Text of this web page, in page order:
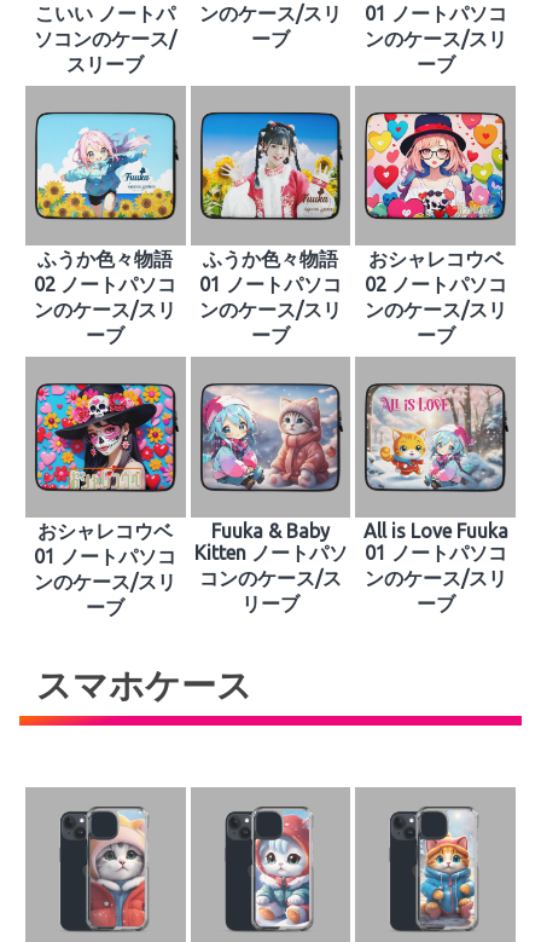
こいい ノートパ
ソコンのケース/
スリーブ
ンのケース/スリ
ーブ
01 ノートパソコ
ンのケース/スリ
ーブ
ふうか色々物語
02 ノートパソコ
ンのケース/スリ
ーブ
ふうか色々物語
01 ノートパソコ
ンのケース/スリ
ーブ
おシャレコウベ
02 ノートパソコ
ンのケース/スリ
ーブ
おシャレコウベ
01 ノートパソコ
ンのケース/スリ
ーブ
Fuuka & Baby
Kitten ノートパソ
コンのケース/ス
リーブ
All is Love Fuuka
01 ノートパソコ
ンのケース/スリ
ーブ
スマホケース